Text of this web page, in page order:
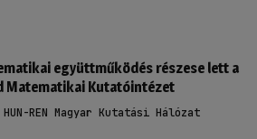
együttműködés részese lett a
Matematikai Kutatóintézet
HUN-REN Magyar Kutatási Hálózat